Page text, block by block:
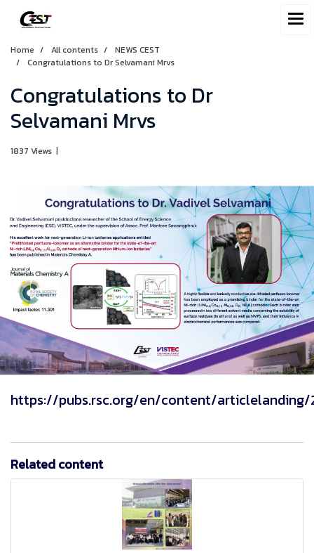
Home All contents
NEWS CEST
Congratulations to Dr Selvamani Mrvs
Congratulations to Dr
Selvamani Mrvs
1837 Views |
https://pubs.rsc.org/en/content/
Related content